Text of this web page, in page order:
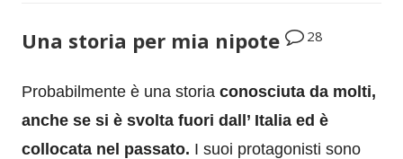
Una storia per mia nipote 28
Probabilmente è una storia conosciuta da molti,
anche se si è svolta fuori dall’ Italia ed è
collocata nel passato. I suoi protagonisti sono